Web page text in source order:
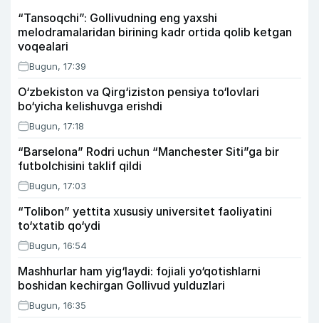
“Tansoqchi”: Gollivudning eng yaxshi
melodramalaridan birining kadr ortida qolib ketgan
voqealari
Bugun, 17:39
O‘zbekiston va Qirg‘iziston pensiya to‘lovlari
bo‘yicha kelishuvga erishdi
Bugun, 17:18
“Barselona” Rodri uchun “Manchester Siti”ga bir
futbolchisini taklif qildi
Bugun, 17:03
“Tolibon” yettita xususiy universitet faoliyatini
to‘xtatib qo‘ydi
Bugun, 16:54
Mashhurlar ham yig‘laydi: fojiali yo‘qotishlarni
boshidan kechirgan Gollivud yulduzlari
Bugun, 16:35